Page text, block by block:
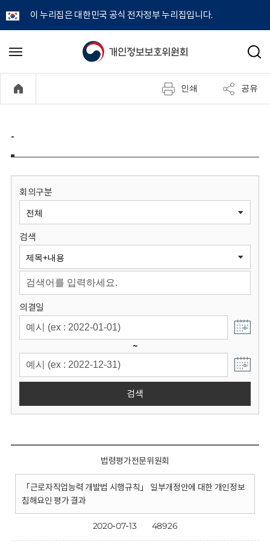
이 누리집은 대한민국 공식 전자정부 누리집입니다.
개
정
보
원
회
메
기
검
인쇄 공유
-
회의구분
검색
의결일
~
검색
법령평가전문위원회
「근로자직업능력 개발법 시행규칙」 일부개정안에 대한 개인정보
침해요인 평가 결과
2020-07-13 48926